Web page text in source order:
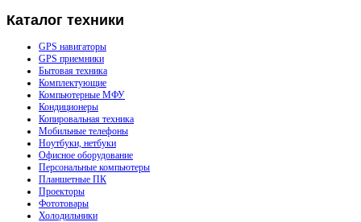
Каталог техники
GPS навигаторы
GPS приемники
Бытовая техника
Комплектующие
Компьютерные МФУ
Кондиционеры
Копировальная техника
Мобильные телефоны
Ноутбуки, нетбуки
Офисное оборудование
Персональные компьютеры
Планшетные ПК
Проекторы
Фототовары
Холодильники